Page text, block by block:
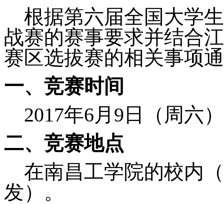
根据第六届全国大学
战赛的赛事要求并结合
赛区选拔赛的相关事项
一、竞赛时间
2017年6月9日（周六
二、竞赛地点
在南昌工学院的校内
发）。